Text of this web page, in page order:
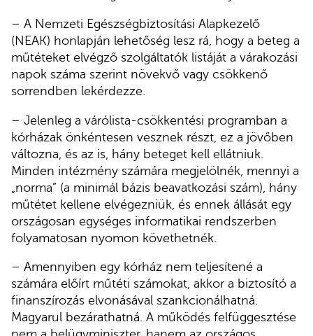
– A Nemzeti Egészségbiztosítási Alapkezelő
(NEAK) honlapján lehetőség lesz rá, hogy a beteg a
műtéteket elvégző szolgáltatók listáját a várakozási
napok száma szerint növekvő vagy csökkenő
sorrendben lekérdezze.
– Jelenleg a várólista-csökkentési programban a
kórházak önkéntesen vesznek részt, ez a jövőben
változna, és az is, hány beteget kell ellátniuk.
Minden intézmény számára megjelölnék, mennyi a
„norma” (a minimál bázis beavatkozási szám), hány
műtétet kellene elvégezniük, és ennek állását egy
országosan egységes informatikai rendszerben
folyamatosan nyomon követhetnék.
– Amennyiben egy kórház nem teljesítené a
számára előírt műtéti számokat, akkor a biztosító a
finanszírozás elvonásával szankcionálhatná.
Magyarul bezárathatná. A működés felfüggesztése